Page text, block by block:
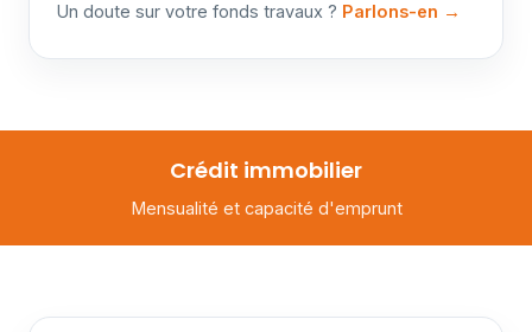
Un doute sur votre fonds travaux ? Parlons-en →
Crédit immobilier
Mensualité et capacité d'emprunt